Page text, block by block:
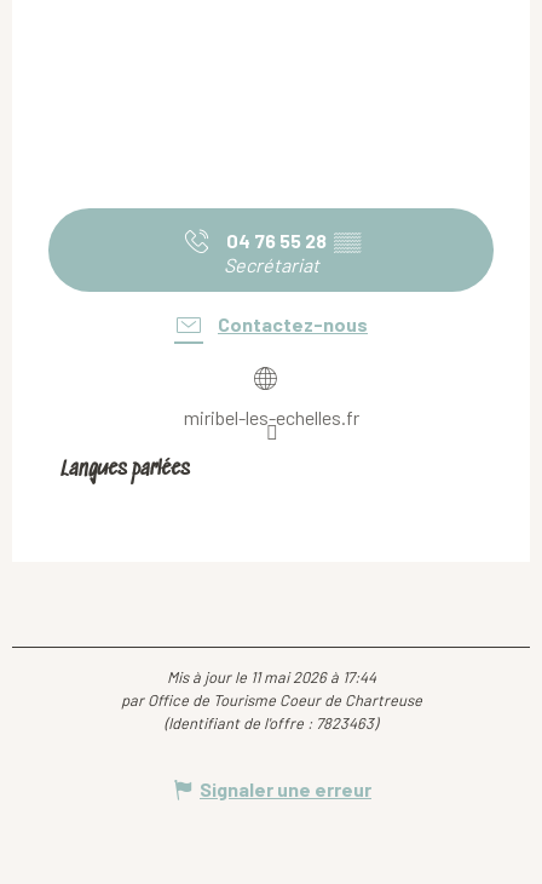
04 76 55 28 ▒▒
Secrétariat
Contactez-nous
miribel-les-echelles.fr
Langues parlées
Langues parlées
Mis à jour le 11 mai 2026 à 17:44
par Office de Tourisme Coeur de Chartreuse
(Identifiant de l'offre : 7823463)
Signaler une erreur